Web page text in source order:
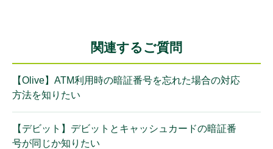
関連するご質問
【Olive】ATM利用時の暗証番号を忘れた場合の対応
方法を知りたい
【デビット】デビットとキャッシュカードの暗証番
号が同じか知りたい